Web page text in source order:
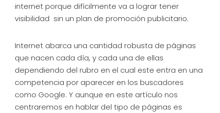
internet porque difícilmente va a lograr tener
visibilidad sin un plan de promoción publicitario.
Internet abarca una cantidad robusta de páginas
que nacen cada día, y cada una de ellas
dependiendo del rubro en el cual este entra en una
competencia por aparecer en los buscadores
como Google. Y aunque en este artículo nos
centraremos en hablar del tipo de páginas es